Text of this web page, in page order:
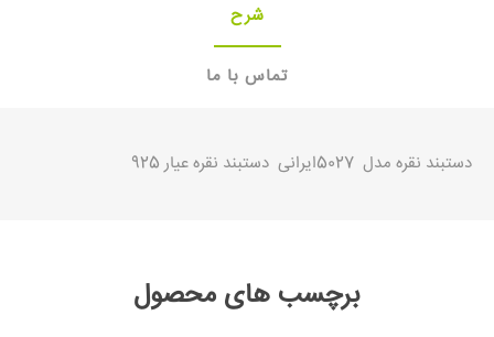
شرح
تماس با ما
دستبند نقره مدل 5027ایرانی دستبند نقره عیار 925
برچسب های محصول